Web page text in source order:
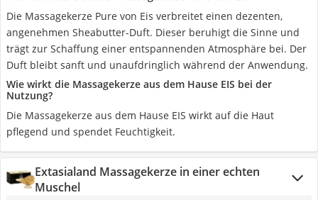
Die Massagekerze Pure von Eis verbreitet einen dezenten,
angenehmen Sheabutter-Duft. Dieser beruhigt die Sinne und
trägt zur Schaffung einer entspannenden Atmosphäre bei. Der
Duft bleibt sanft und unaufdringlich während der Anwendung.
Wie wirkt die Massagekerze aus dem Hause EIS bei der
Nutzung?
Die Massagekerze aus dem Hause EIS wirkt auf die Haut
pflegend und spendet Feuchtigkeit.
Extasialand Massagekerze in einer echten
Muschel